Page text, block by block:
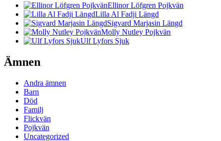
Ellinor Löfgren Pojkvän
Lilla Al Fadji Längd
Sigvard Marjasin Längd
Molly Nutley Pojkvän
Ulf Lyfors Sjuk
Ämnen
Andra ämnen
Barn
Död
Familj
Flickvän
Pojkvän
Uncategorized